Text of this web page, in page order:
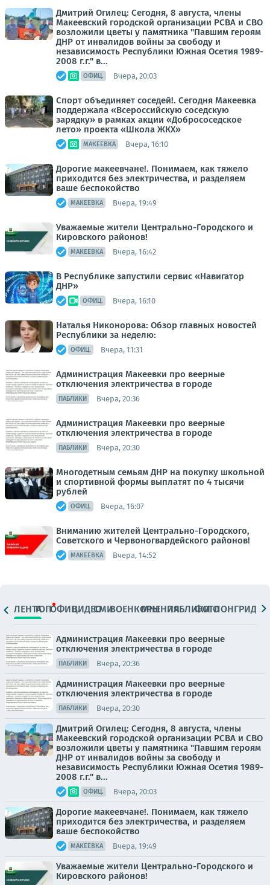
Дмитрий Огилец: Сегодня, 8 августа, члены
Макеевский городской организации РСВА и СВО
возложили цветы у памятника "Павшим героям
ДНР от инвалидов войны за свободу и
независимость Республики Южная Осетия 1989-
2008 г.г." в...
ОФИЦ. Вчера, 20:03
Спорт объединяет соседей!. Сегодня Макеевка
поддержала «Всероссийскую соседскую
зарядку» в рамках акции «Добрососедское
лето» проекта «Школа ЖКХ»
МАКЕЕВКА Вчера, 16:10
Дорогие макеевчане!. Понимаем, как тяжело
приходится без электричества, и разделяем
ваше беспокойство
МАКЕЕВКА Вчера, 19:49
Уважаемые жители Центрально-Городского и
Кировского районов!
МАКЕЕВКА Вчера, 16:42
В Республике запустили сервис «Навигатор
ДНР»
ОФИЦ. Вчера, 16:10
Наталья Никонорова: Обзор главных новостей
Республики за неделю:
ОФИЦ. Вчера, 11:31
Администрация Макеевки про веерные
отключения электричества в городе
ПАБЛИКИ Вчера, 20:36
Администрация Макеевки про веерные
отключения электричества в городе
ПАБЛИКИ Вчера, 20:30
Многодетным семьям ДНР на покупку школьной
и спортивной формы выплатят по 4 тысячи
рублей
ОФИЦ. Вчера, 16:07
Вниманию жителей Центрально-Городского,
Советского и Червоногвардейского районов!
МАКЕЕВКА Вчера, 14:52
ЛЕНТАТОПОФИЦ.ВИДЕОСМИВОЕНКОРЫМНЕНИЯПАБЛИКИ
ФОТОЛОНГРИДЫ
Администрация Макеевки про веерные
отключения электричества в городе
ПАБЛИКИ Вчера, 20:36
Администрация Макеевки про веерные
отключения электричества в городе
ПАБЛИКИ Вчера, 20:30
Дмитрий Огилец: Сегодня, 8 августа, члены
Макеевский городской организации РСВА и СВО
возложили цветы у памятника "Павшим героям
ДНР от инвалидов войны за свободу и
независимость Республики Южная Осетия 1989-
2008 г.г." в...
ОФИЦ. Вчера, 20:03
Дорогие макеевчане!. Понимаем, как тяжело
приходится без электричества, и разделяем
ваше беспокойство
МАКЕЕВКА Вчера, 19:49
Уважаемые жители Центрально-Городского и
Кировского районов!